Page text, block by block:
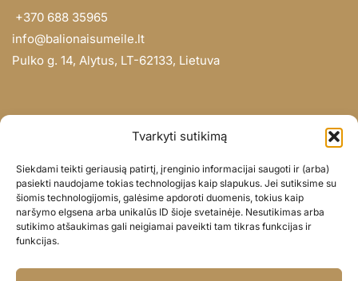
Tvarkyti sutikimą
Siekdami teikti geriausią patirtį, įrenginio informacijai saugoti ir (arba)
pasiekti naudojame tokias technologijas kaip slapukus. Jei sutiksime su
šiomis technologijomis, galėsime apdoroti duomenis, tokius kaip
naršymo elgsena arba unikalūs ID šioje svetainėje. Nesutikimas arba
sutikimo atšaukimas gali neigiamai paveikti tam tikras funkcijas ir
funkcijas.
+370 688 35965
info@balionaisumeile.lt
Pulko g. 14, Alytus, LT-62133, Lietuva
Didmena
Darbų portfolio
Privatumo politika
Parduotuvės politika